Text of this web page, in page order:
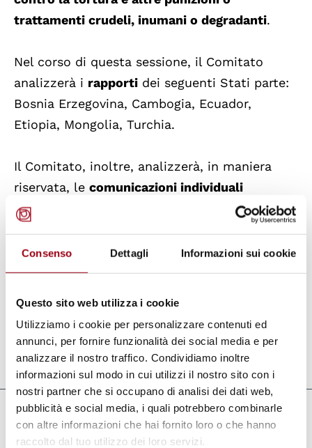
Consenso Dettagli Informazioni sui cookie
Questo sito web utilizza i cookie
Utilizziamo i cookie per personalizzare contenuti ed
annunci, per fornire funzionalità dei social media e per
analizzare il nostro traffico. Condividiamo inoltre
informazioni sul modo in cui utilizzi il nostro sito con i
nostri partner che si occupano di analisi dei dati web,
pubblicità e social media, i quali potrebbero combinarle
con altre informazioni che hai fornito loro o che hanno
raccolto dal tuo utilizzo dei loro servizi.
trattamenti crudeli, inumani o degradanti.
Nel corso di questa sessione, il Comitato
analizzerà i rapporti dei seguenti Stati parte:
Bosnia Erzegovina, Cambogia, Ecuador,
Etiopia, Mongolia, Turchia.
Il Comitato, inoltre, analizzerà, in maniera
riservata, le comunicazioni individuali
pervenute ai sensi dell’articolo 22 della
I rapporti presentati dagli Stati ed altre utili
Comitato all'indirizzo sottostante.
Aggiornato il:10.11.2010
Collegamenti